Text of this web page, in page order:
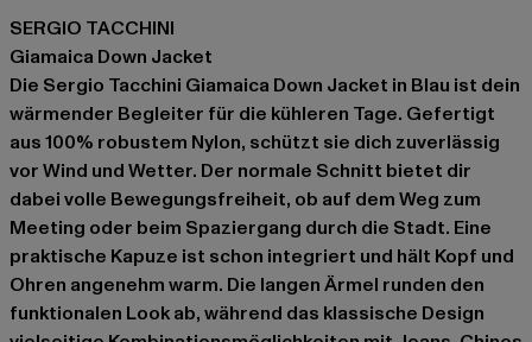
SERGIO TACCHINI
Giamaica Down Jacket
Die Sergio Tacchini Giamaica Down Jacket in Blau ist dein
wärmender Begleiter für die kühleren Tage. Gefertigt
aus 100% robustem Nylon, schützt sie dich zuverlässig
vor Wind und Wetter. Der normale Schnitt bietet dir
dabei volle Bewegungsfreiheit, ob auf dem Weg zum
Meeting oder beim Spaziergang durch die Stadt. Eine
praktische Kapuze ist schon integriert und hält Kopf und
Ohren angenehm warm. Die langen Ärmel runden den
funktionalen Look ab, während das klassische Design